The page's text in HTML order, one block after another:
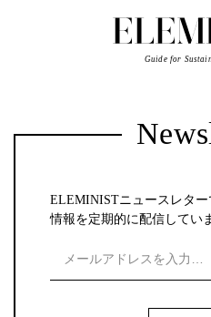
Guide for
ELEMINISTニュースレター
情報を定期的に配信していま